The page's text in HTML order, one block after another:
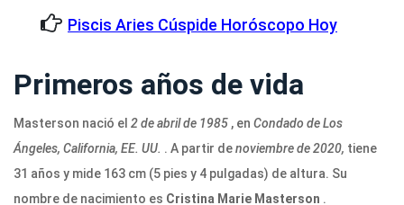
Piscis Aries Cúspide Horóscopo Hoy
Primeros años de vida
Masterson nació el 2 de abril de 1985 , en Condado de Los
Ángeles, California, EE. UU. . A partir denoviembre de 2020, tiene
31 años y mide 163 cm (5 pies y 4 pulgadas) de altura. Su
nombre de nacimiento es Cristina Marie Masterson .